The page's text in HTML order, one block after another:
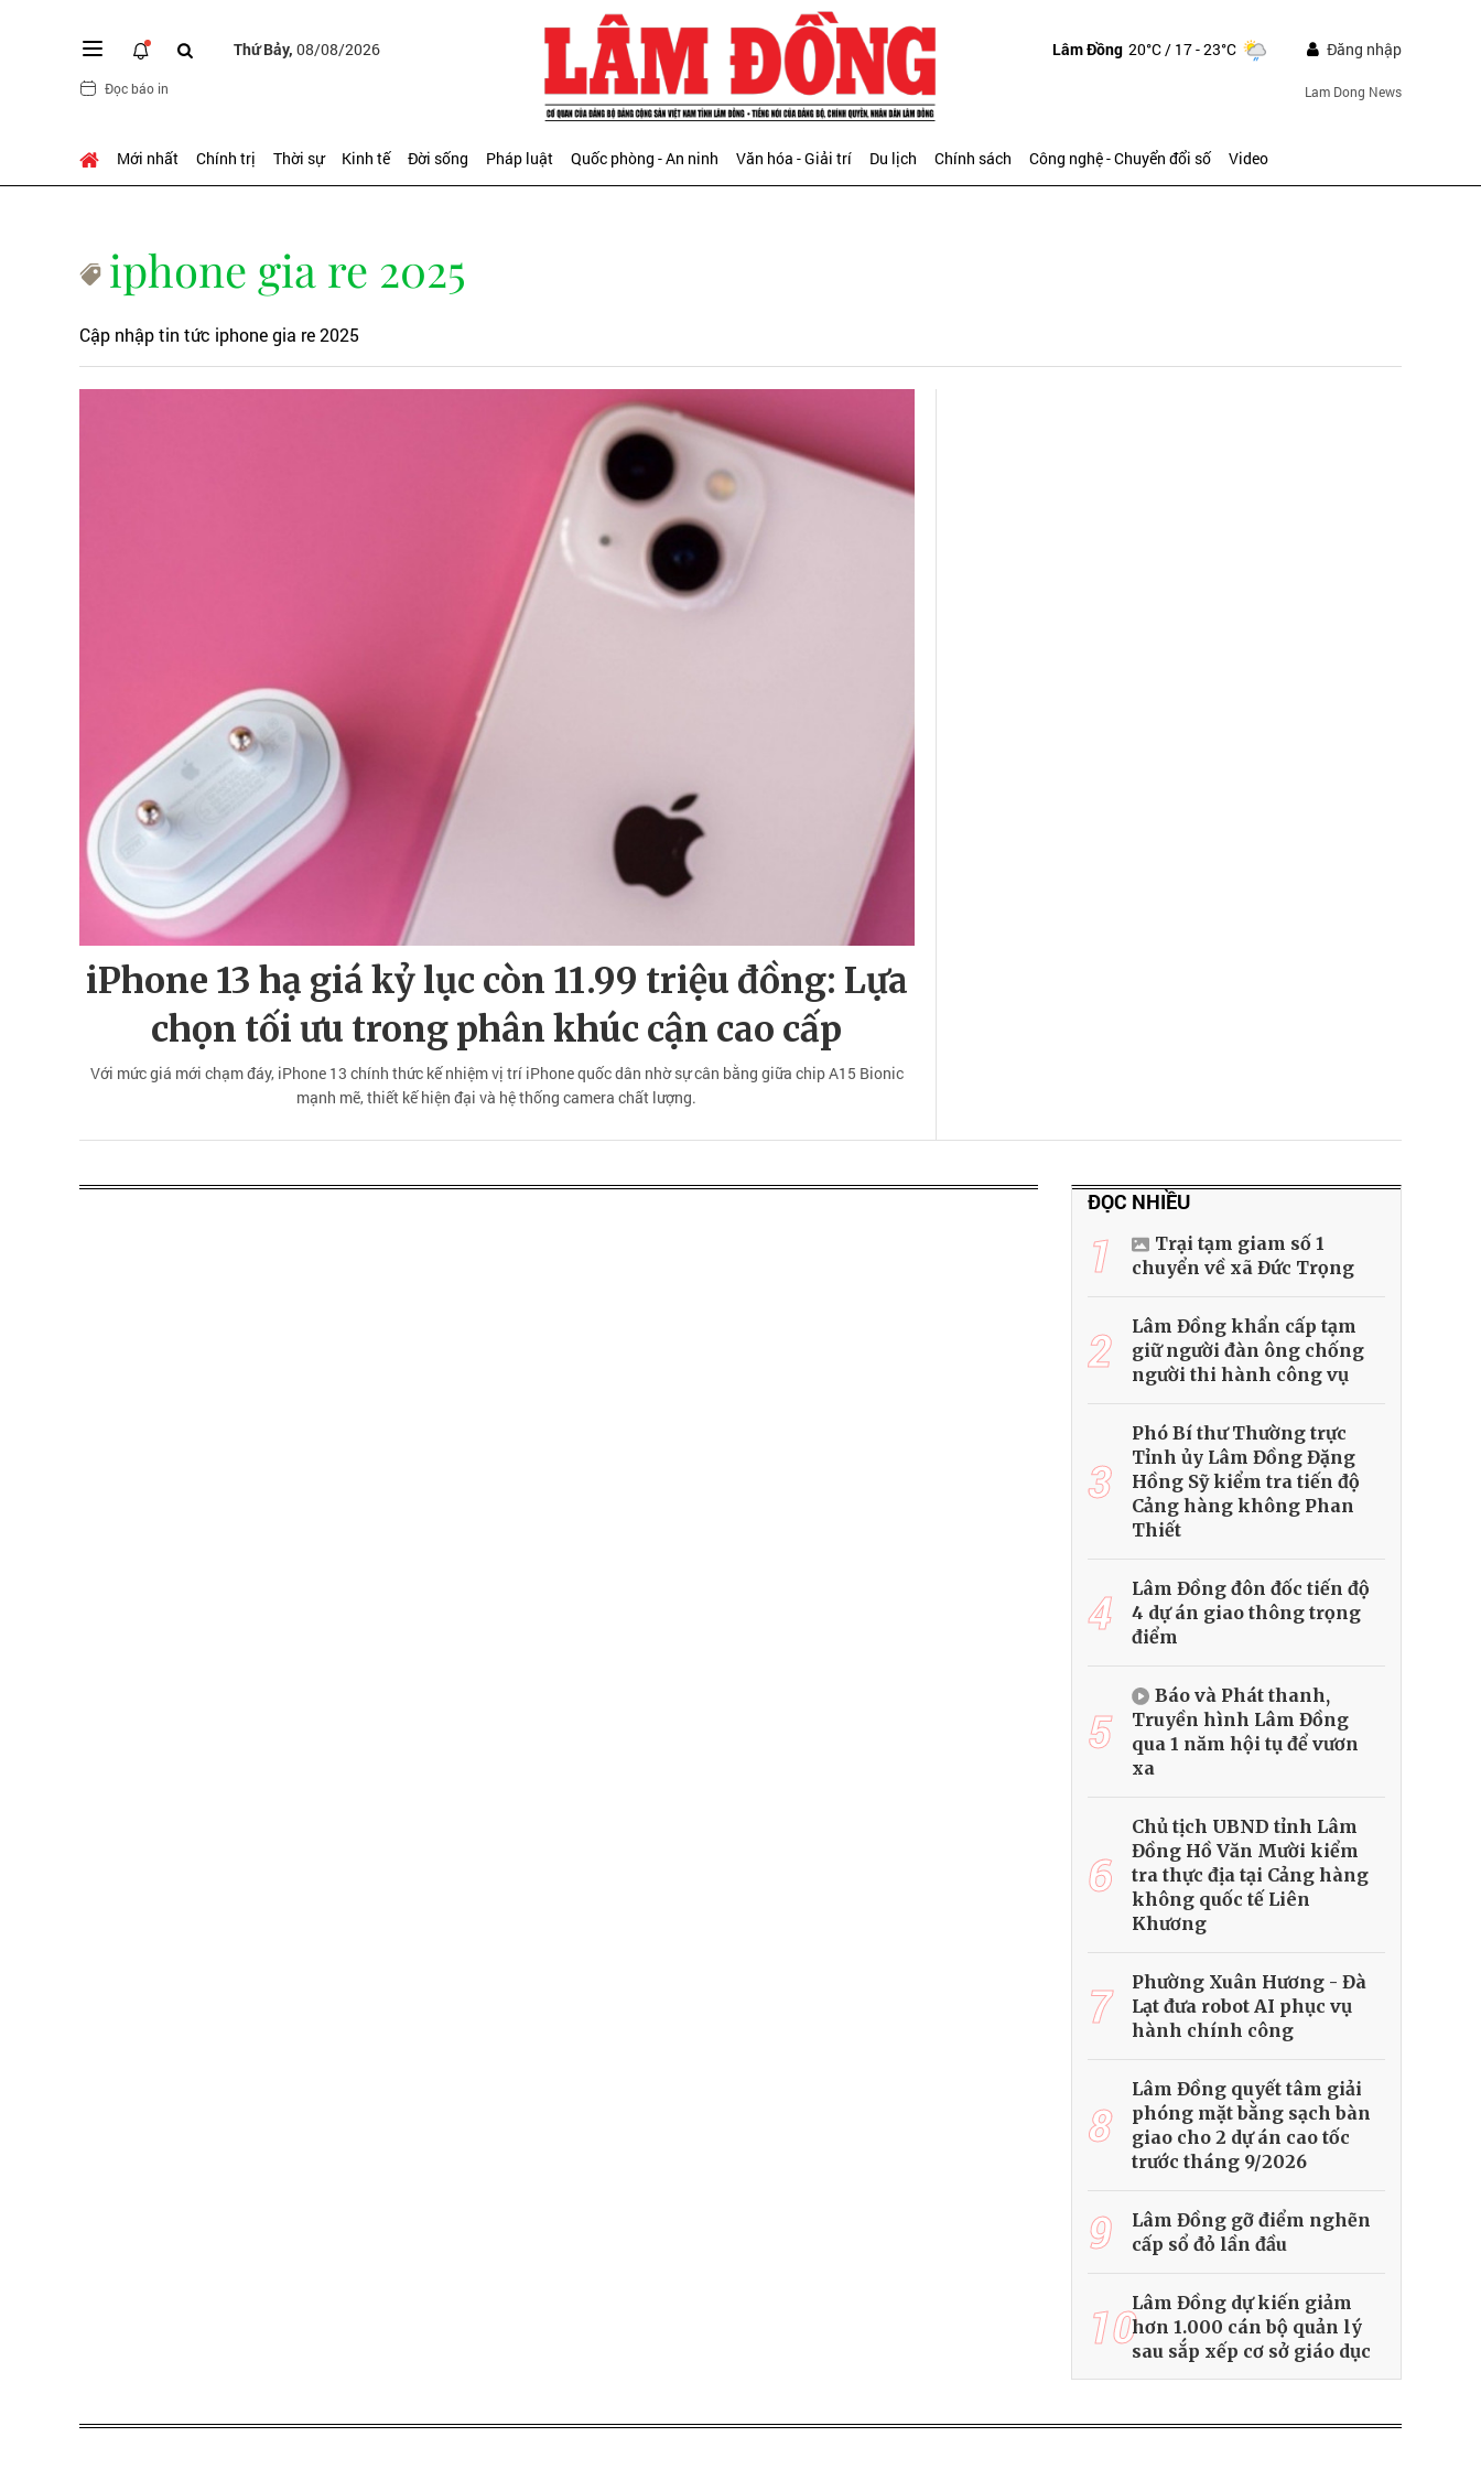
Thứ Bảy, 08/08/2026
Đọc báo in
Lâm Đồng 20°C/ 17 - 23°C Đăng nhập
Lam Dong News
Mới nhất Chính trị Thời sự Kinh tế Đời sống Pháp luật Quốc phòng - An ninh Văn hóa - Giải trí Du lịch Chính sách Công nghệ - Chuyển đổi số Video
iphone gia re 2025
Cập nhập tin tức iphone gia re 2025
iPhone 13 hạ giá kỷ lục còn 11.99 triệu đồng: Lựa
chọn tối ưu trong phân khúc cận cao cấp
Với mức giá mới chạm đáy, iPhone 13 chính thức kế nhiệm vị trí iPhone quốc dân nhờ sự cân bằng giữa chip A15 Bionic
mạnh mẽ, thiết kế hiện đại và hệ thống camera chất lượng.
ĐỌC NHIỀU
1
Trại tạm giam số 1
chuyển về xã Đức Trọng
2
Lâm Đồng khẩn cấp tạm
giữ người đàn ông chống
người thi hành công vụ
3
Phó Bí thư Thường trực
Tỉnh ủy Lâm Đồng Đặng
Hồng Sỹ kiểm tra tiến độ
Cảng hàng không Phan
Thiết
4
Lâm Đồng đôn đốc tiến độ
4 dự án giao thông trọng
điểm
5
Báo và Phát thanh,
Truyền hình Lâm Đồng
qua 1 năm hội tụ để vươn
xa
6
Chủ tịch UBND tỉnh Lâm
Đồng Hồ Văn Mười kiểm
tra thực địa tại Cảng hàng
không quốc tế Liên
Khương
7
Phường Xuân Hương - Đà
Lạt đưa robot AI phục vụ
hành chính công
8
Lâm Đồng quyết tâm giải
phóng mặt bằng sạch bàn
giao cho 2 dự án cao tốc
trước tháng 9/2026
9
Lâm Đồng gỡ điểm nghẽn
cấp sổ đỏ lần đầu
10Lâm Đồng dự kiến giảm
hơn 1.000 cán bộ quản lý
sau sắp xếp cơ sở giáo dục